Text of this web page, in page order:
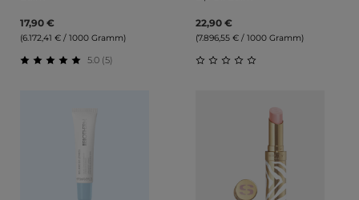
17,90 €
(6.172,41 € / 1000 Gramm)
5.0 (5)
22,90 €
(7.896,55 € / 1000 Gramm)